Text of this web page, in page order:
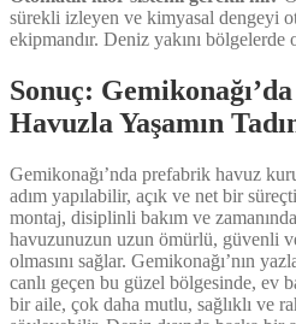
sürekli izleyen ve kimyasal dengeyi
ekipmandır. Deniz yakını bölgelerde
Sonuç:
Havuzla Yaşamın
Gemikonağı’nda prefabrik havuz
adım yapılabilir, açık ve net bir
montaj, disiplinli bakım ve
havuzunuzun uzun ömürlü, güvenli
olmasını sağlar. Gemikonağı’nın
canlı geçen bu güzel bölgesinde, ev
bir aile, çok daha mutlu, sağlıklı ve